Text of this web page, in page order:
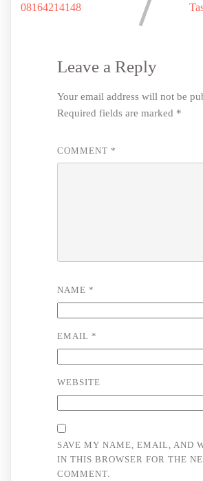
08164214148
Leave a Reply
Your email address will not be
Required fields are marked *
COMMENT *
NAME *
EMAIL *
WEBSITE
SAVE MY NAME, EMAIL, AND
IN THIS BROWSER FOR THE
COMMENT.